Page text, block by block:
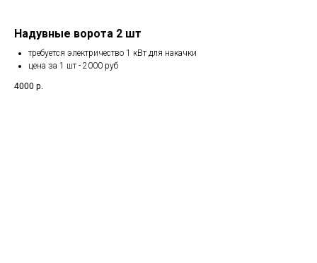
Надувные ворота 2 шт
требуется электричество 1 кВт для накачки
цена за 1 шт - 2000 руб
4000 р.